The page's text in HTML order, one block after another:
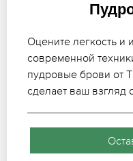
Оцените легкость и
современной
пудровые брови от
сделает ваш взгляд